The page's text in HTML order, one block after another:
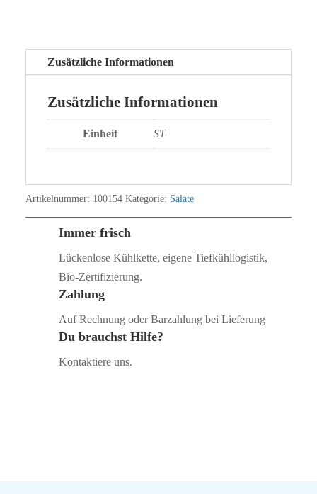
Zusätzliche Informationen
Zusätzliche Informationen
Einheit ST
Artikelnummer: 100154 Kategorie: Salate
Immer frisch
Lückenlose Kühlkette, eigene Tiefkühllogistik,
Bio‑Zertifizierung.
Zahlung
Auf Rechnung oder Barzahlung bei Lieferung
Du brauchst Hilfe?
Kontaktiere uns.